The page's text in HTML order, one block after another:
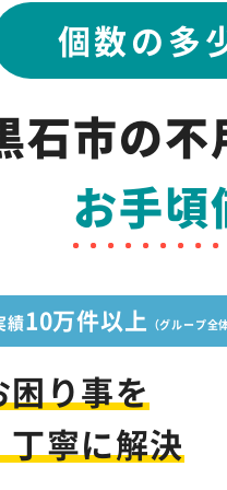
個数の多
石市の不
お手頃
績10万件以上 （グループ全
困り事を
寧に解決